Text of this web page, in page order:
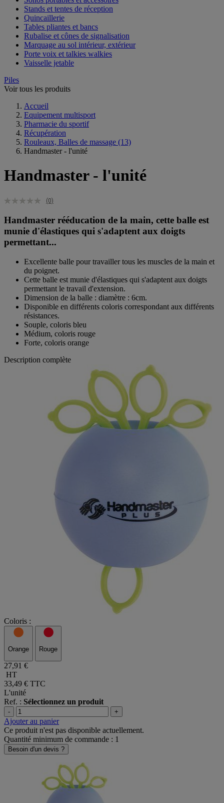
Stands et tentes de réception
Quincaillerie
Tables pliantes et bancs
Rubalise et cônes de signalisation
Marquage au sol intérieur, extérieur
Porte voix et talkies walkies
Vaisselle jetable
Piles
Voir tous les produits
Accueil
Equipement multisport
Pharmacie du sportif
Récupération
Rouleaux, Balles de massage (13)
Handmaster - l'unité
Handmaster - l'unité
(0)
Handmaster rééducation de la main, cette balle est
munie d'élastiques qui s'adaptent aux doigts
permettant...
Excellente balle pour travailler tous les muscles de la main et
du poignet.
Cette balle est munie d'élastiques qui s'adaptent aux doigts
permettant le travail d'extension.
Dimension de la balle : diamètre : 6cm.
Disponible en différents coloris correspondant aux différents
résistances.
Souple, coloris bleu
Médium, coloris rouge
Forte, coloris orange
Description complète
Coloris :
Orange Rouge
27,91 €
HT
33,49 € TTC
L'unité
Ref. : Sélectionnez un produit
- +
Ajouter au panier
Ce produit n'est pas disponible actuellement.
Quantité minimum de commande : 1
Besoin d'un devis ?